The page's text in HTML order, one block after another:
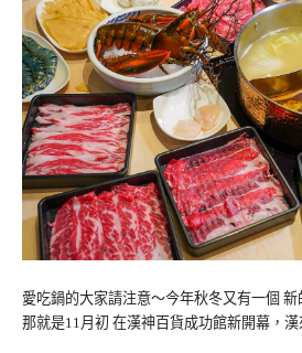
愛吃鍋的大家請注意～今年秋冬又有一個 新
那就是11月初 在漢神百貨成功館新開幕，漢